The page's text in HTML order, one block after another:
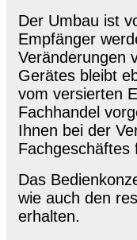
Der Umbau ist
Empfänger
Veränderungen
Gerätes bleibt
vom versierten
Fachhandel
Ihnen bei der
Fachgeschäftes
Das
wie auch den
erhalten.